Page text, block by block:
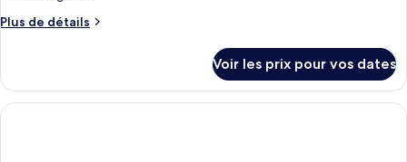
chambre :
Chambre
lits
jumeaux
Plus de détails
Plus
le
type
de
Voir les prix pour vos dates